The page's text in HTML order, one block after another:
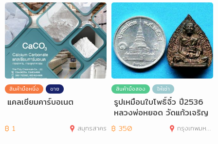
สินค้ามือหนึ่ง ขาย
แคลเซียมคาร์บอเนต
฿ 1 สมุทรสาคร
สินค้ามือสอง ให้เช่า
รูปเหมือนใบโพธิ์จิ๋ว ปี2536
หลวงพ่อหยอด วัดแก้วเจริญ
จ.สมุทร
฿ 350 กรุงเทพมหานคร